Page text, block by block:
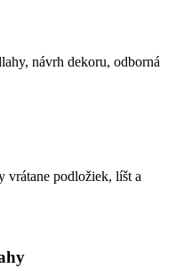
návrh dekoru, odborná
vrátane podložiek, líšt a